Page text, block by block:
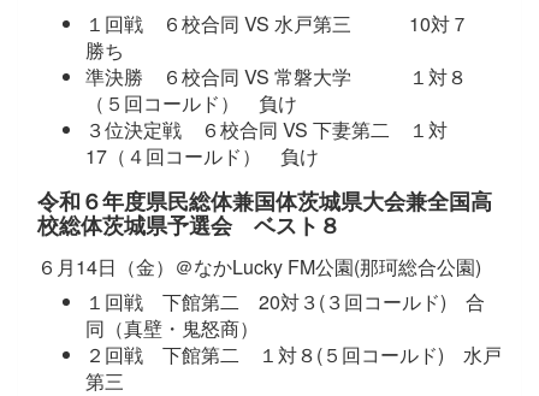
１回戦 ６校合同 VS 水戸第三 10対７
勝ち
準決勝 ６校合同 VS 常磐大学 １対８
（５回コールド） 負け
３位決定戦 ６校合同 VS 下妻第二 １対
17（４回コールド） 負け
令和６年度県民総体兼国体茨城県大会兼全国高
校総体茨城県予選会 ベスト８
６月14日（金）＠なかLucky FM公園(那珂総合公園)
１回戦 下館第二 20対３(３回コールド) 合
同（真壁・鬼怒商）
２回戦 下館第二 １対８(５回コールド) 水戸
第三